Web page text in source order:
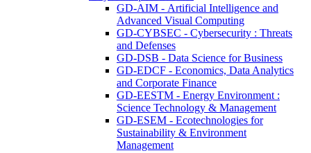
GD-AIM - Artificial Intelligence and
Advanced Visual Computing
GD-CYBSEC - Cybersecurity : Threats
and Defenses
GD-DSB - Data Science for Business
GD-EDCF - Economics, Data Analytics
and Corporate Finance
GD-EESTM - Energy Environment :
Science Technology & Management
GD-ESEM - Ecotechnologies for
Sustainability & Environment
Management